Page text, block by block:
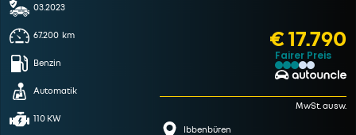
03.2023
67.200 km
Benzin
Automatik
110 KW
€ 17.790
Fairer Preis
MwSt. ausw.
Ibbenbüren